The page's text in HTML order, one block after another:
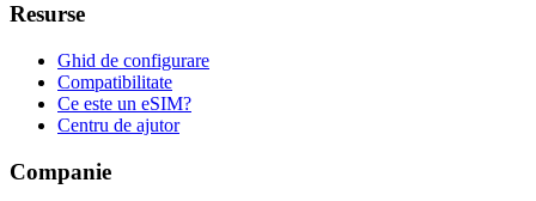
Resurse
Ghid de configurare
Compatibilitate
Ce este un eSIM?
Centru de ajutor
Companie